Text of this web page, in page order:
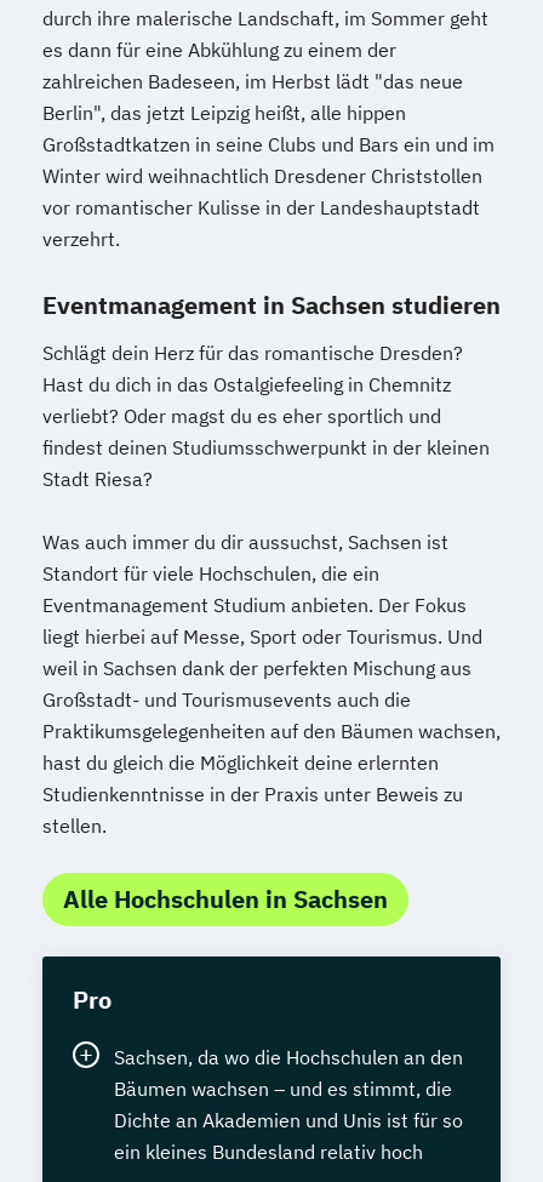
durch ihre malerische Landschaft, im Sommer geht
es dann für eine Abkühlung zu einem der
zahlreichen Badeseen, im Herbst lädt "das neue
Berlin", das jetzt Leipzig heißt, alle hippen
Großstadtkatzen in seine Clubs und Bars ein und im
Winter wird weihnachtlich Dresdener Christstollen
vor romantischer Kulisse in der Landeshauptstadt
verzehrt.
Eventmanagement in Sachsen studieren
Schlägt dein Herz für das romantische Dresden?
Hast du dich in das Ostalgiefeeling in Chemnitz
verliebt? Oder magst du es eher sportlich und
findest deinen Studiumsschwerpunkt in der kleinen
Stadt Riesa?
Was auch immer du dir aussuchst, Sachsen ist
Standort für viele Hochschulen, die ein
Eventmanagement Studium anbieten. Der Fokus
liegt hierbei auf Messe, Sport oder Tourismus. Und
weil in Sachsen dank der perfekten Mischung aus
Großstadt- und Tourismusevents auch die
Praktikumsgelegenheiten auf den Bäumen wachsen,
hast du gleich die Möglichkeit deine erlernten
Studienkenntnisse in der Praxis unter Beweis zu
stellen.
Alle Hochschulen in Sachsen
Pro
Sachsen, da wo die Hochschulen an den
Bäumen wachsen – und es stimmt, die
Dichte an Akademien und Unis ist für so
ein kleines Bundesland relativ hoch